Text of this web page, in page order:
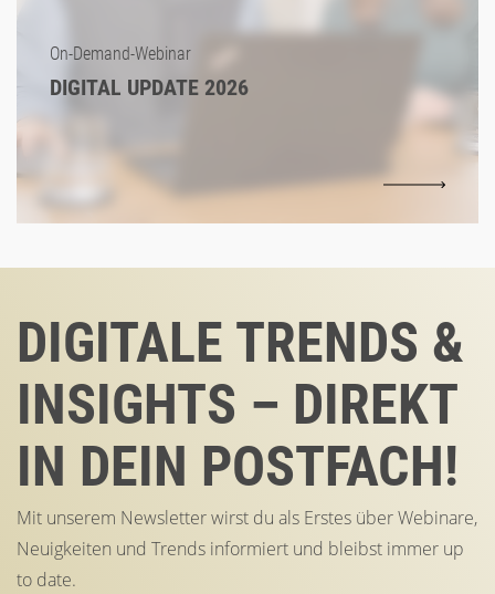
On-Demand-Webinar
DIGITAL UPDATE 2026
DIGITALE TRENDS &
INSIGHTS – DIREKT
IN DEIN POSTFACH!
Mit unserem Newsletter wirst du als Erstes über Webinare,
Neuigkeiten und Trends informiert und bleibst immer up
to date.